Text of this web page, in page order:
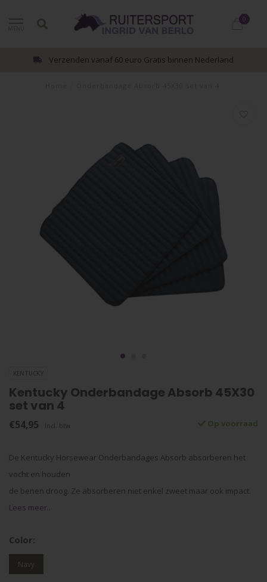
0
Verzenden vanaf 60 euro Gratis binnen Nederland
KENTUCKY
Kentucky Onderbandage Absorb 45X30
set van 4
€54,95 Incl. btw Op voorraad
De Kentucky Horsewear Onderbandages Absorb absorberen het
vocht en houden
de benen droog. Ze absorberen niet enkel zweet maar ook impact.
Lees meer..
Color:
Navy